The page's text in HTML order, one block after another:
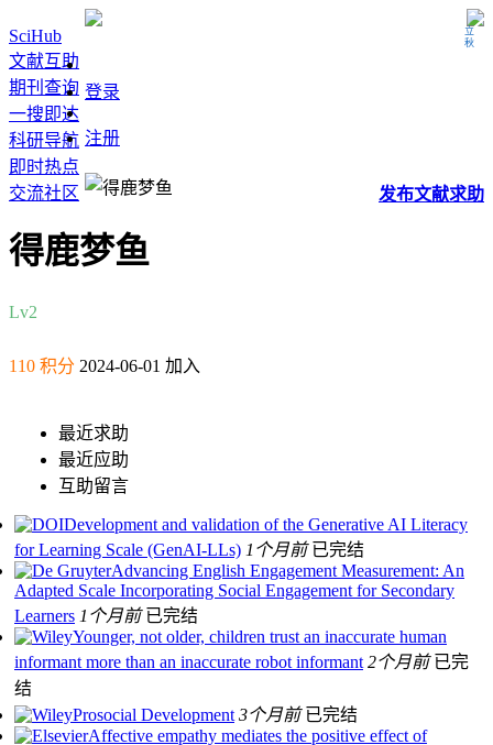
立秋
SciHub
文献互助
期刊查询
一搜即达
科研导航
即时热点
交流社区
登录
注册
发布文献求助
得鹿梦鱼
Lv2
110 积分 2024-06-01 加入
最近求助
最近应助
互助留言
Development and validation of the Generative AI Literacy
for Learning Scale (GenAI-LLs) 1个月前 已完结
Advancing English Engagement Measurement: An
Adapted Scale Incorporating Social Engagement for Secondary
Learners 1个月前 已完结
Younger, not older, children trust an inaccurate human
informant more than an inaccurate robot informant 2个月前 已完
结
Prosocial Development 3个月前 已完结
Affective empathy mediates the positive effect of